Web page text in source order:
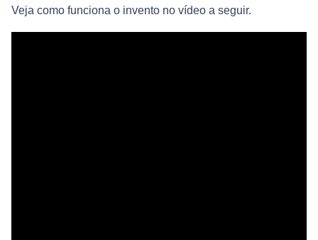
Veja como funciona o invento no vídeo a seguir.